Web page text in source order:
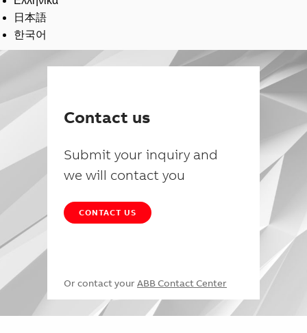
日本語
한국어
Contact us
Submit your inquiry and
we will contact you
CONTACT US
Or contact your ABB Contact Center